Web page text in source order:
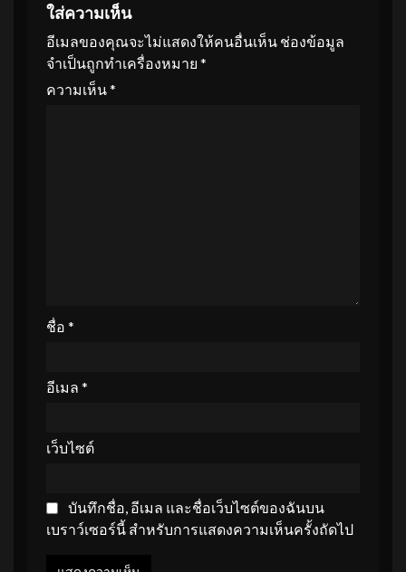
ใส่ความเห็น
อีเมลของคุณจะไม่แสดงให้คนอื่นเห็น ช่องข้อมูล
จำเป็นถูกทำเครื่องหมาย *
ความเห็น*
ชื่อ *
อีเมล *
เว็บไซต์
บันทึกชื่อ, อีเมล และชื่อเว็บไซต์ของฉันบน
เบราว์เซอร์นี้ สำหรับการแสดงความเห็นครั้งถัดไป